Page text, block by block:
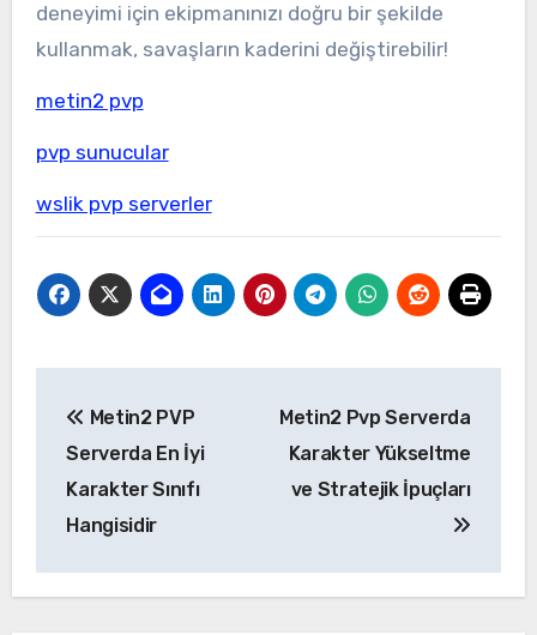
deneyimi için ekipmanınızı doğru bir şekilde
kullanmak, savaşların kaderini değiştirebilir!
metin2 pvp
pvp sunucular
wslik pvp serverler
gezinmesi
Metin2 PVP
Serverda En İyi
Karakter Sınıfı
Hangisidir
Metin2 Pvp Serverda
Karakter Yükseltme
ve Stratejik İpuçları